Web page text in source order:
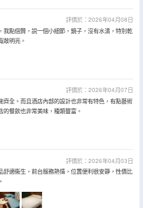
評價於：2026年04月08日
我點個贊，説一個小細節，鏡子，沒有水漬，特別乾
敞明亮。
評價於：2026年04月07日
齊全。而且酒店內部的設計也非常有特色，有點藝術
餐飲也非常美味，種類豐富。
評價於：2026年04月03日
舒適衞生，前台服務熱情，位置便利很安靜，性價比